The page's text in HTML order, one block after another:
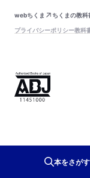
本をさがす
webちくま
ちくまの教科
プライバシーポリシー教科